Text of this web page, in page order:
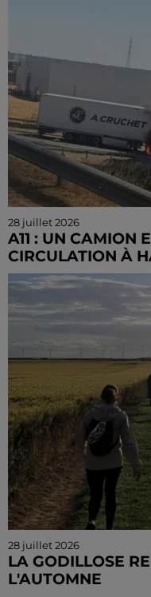
28 juillet 2026
A11 : UN CAMION
CIRCULATION À
Un poids lourd est
flammes sur
trafic est fortement
28 juillet 2026
LA GODILLOSE
L'AUTOMNE